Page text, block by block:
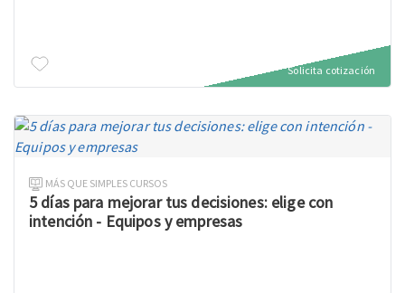
Solicita cotización
MÁS QUE SIMPLES CURSOS
5 días para mejorar tus decisiones: elige con
intención - Equipos y empresas